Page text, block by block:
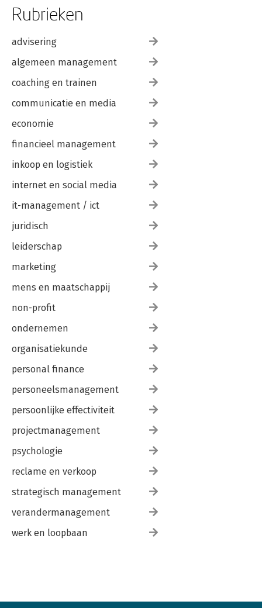
Rubrieken
advisering
algemeen management
coaching en trainen
communicatie en media
economie
financieel management
inkoop en logistiek
internet en social media
it-management / ict
juridisch
leiderschap
marketing
mens en maatschappij
non-profit
ondernemen
organisatiekunde
personal finance
personeelsmanagement
persoonlijke effectiviteit
projectmanagement
psychologie
reclame en verkoop
strategisch management
verandermanagement
werk en loopbaan